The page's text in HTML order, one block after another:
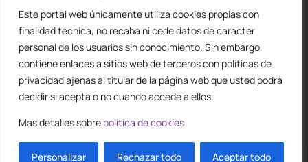
Este portal web únicamente utiliza cookies propias con
finalidad técnica, no recaba ni cede datos de carácter
personal de los usuarios sin conocimiento. Sin embargo,
contiene enlaces a sitios web de terceros con políticas de
privacidad ajenas al titular de la página web que usted podrá
decidir si acepta o no cuando accede a ellos.
Más detalles sobre política de cookies
Personalizar Rechazar todo Aceptar todo
28027 – España)
912 60 05 55 |+34 601 23 09 14
info@staging.tutiendadesegundamano.com
Diseño y creación web byPublydea© |Todos los derechos reservados
ES